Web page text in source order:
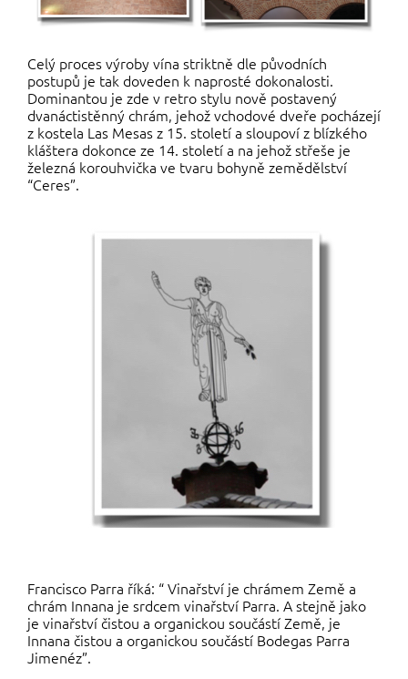
Celý proces výroby vína striktně dle původních
postupů je tak doveden k naprosté dokonalosti.
Dominantou je zde v retro stylu nově postavený
dvanáctistěnný chrám, jehož vchodové dveře pocházejí
z kostela Las Mesas z 15. století a sloupoví z blízkého
kláštera dokonce ze 14. století a na jehož střeše je
železná korouhvička ve tvaru bohyně zemědělství
“Ceres”.
Francisco Parra říká: “ Vinařství je chrámem Země a
chrám Innana je srdcem vinařství Parra. A stejně jako
je vinařství čistou a organickou součástí Země, je
Innana čistou a organickou součástí Bodegas Parra
Jimenéz”.